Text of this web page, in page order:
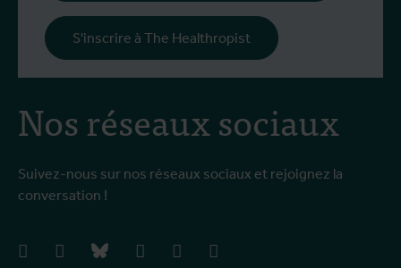
Nos réseaux sociaux
Suivez-nous sur nos réseaux sociaux et rejoignez la
conversation !
instagrambluesky
S'inscrire à The Healthropist